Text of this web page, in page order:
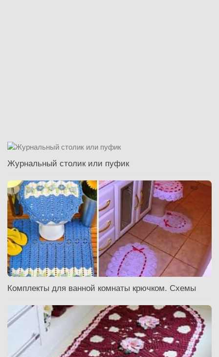
Журнальный столик или пуфик
Комплекты для ванной комнаты крючком. Схемы